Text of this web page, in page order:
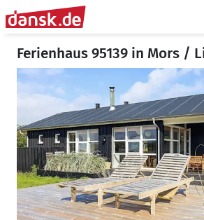
Ferienhaus 95139 in Mors /